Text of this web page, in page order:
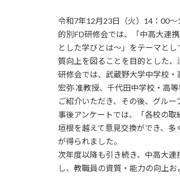
新
日
:
令和7年12月23日（火）14：00
的別FD研修会では、「中高大連
とした学びとは～」をテーマと
質向上を図ることを目的とした、
研修会では、武蔵野大学中学校
宏弥 准教授、千代田中学校・高
ご紹介いただき、その後、グルー
事後アンケートでは、「各校の
垣根を越えて意見交換ができ、
が得られました。
次年度以降も引き続き、中高大
し、教職員の資質・能力の向上